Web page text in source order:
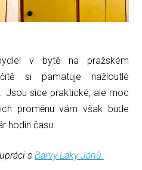
v bytě na pražském
si pamatuje nažloutlé
Jsou sice praktické, ale moc
proměnu vám však bude
hodin času.
sBarvy Laky Janů.